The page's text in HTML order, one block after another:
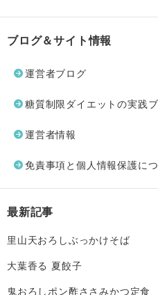
ブログ＆サイト情報
運営者ブログ
糖質制限ダイエットの実践
運営者情報
免責事項と個人情報保護に
最新記事
里山天おろしぶっかけそば
大葉香る 夏餃子
鬼おろしポン酢ささみかつ定食